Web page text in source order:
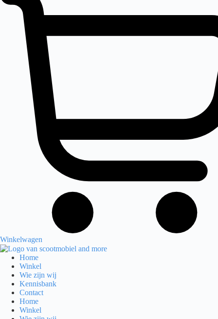
Winkelwagen
Home
Winkel
Wie zijn wij
Kennisbank
Contact
Home
Winkel